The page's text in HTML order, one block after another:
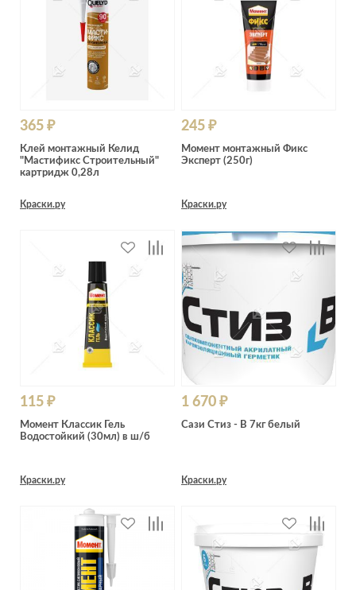
365 ₽
Клей монтажный Келид
"Мастификс Строительный"
картридж 0,28л
Краски.ру
245 ₽
Момент монтажный Фикс
Эксперт (250г)
Краски.ру
115 ₽
Момент Классик Гель
Водостойкий (30мл) в ш/б
Краски.ру
1 670 ₽
Сази Стиз - В 7кг белый
Краски.ру